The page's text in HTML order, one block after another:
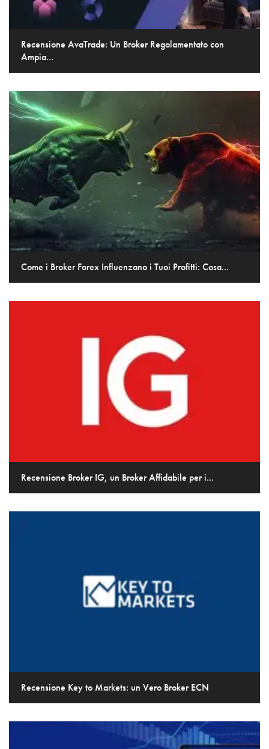
Recensione AvaTrade: Un Broker Regolamentato con
Ampia...
Come i Broker Forex Influenzano i Tuoi Profitti: Cosa...
Recensione Broker IG, un Broker Affidabile per i...
Recensione Key to Markets: un Vero Broker ECN